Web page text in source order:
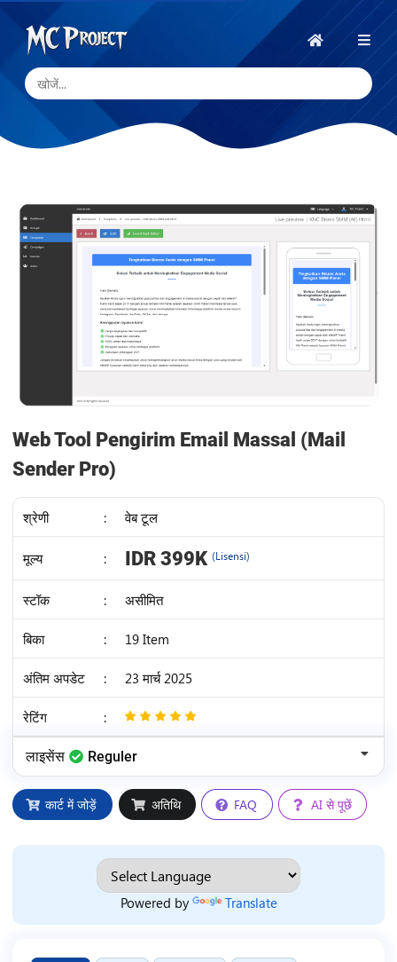
होम
Web Tool Pengirim Email Massal (Mail
Sender Pro)
श्रेणी : वेब टूल
मूल्य : IDR 399K (Lisensi)
स्टॉक : असीमित
बिका : 19 Item
अंतिम अपडेट : 23 मार्च 2025
रेटिंग :
/
लाइसेंस Reguler
कार्ट में जोड़ें अतिथि FAQ AI से पूछें
Powered by Translate
Project
Official
Store
डिजिटल
स्टोर
और
फ्रीलांस